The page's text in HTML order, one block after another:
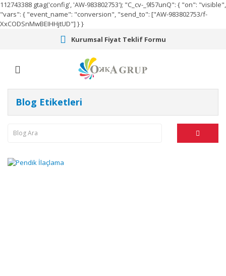
112743388 gtag('config', 'AW-983802753'); "C_cv-_9l57unQ": { "on": "visible",
"vars": { "event_name": "conversion", "send_to": ["AW-983802753/f-
XxCODSnMwBEIHHjtUD"] } }
Kurumsal Fiyat Teklif Formu
Blog Etiketleri